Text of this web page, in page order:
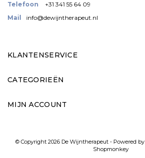
Telefoon
+31 341 55 64 09
Mail
info@dewijntherapeut.nl
KLANTENSERVICE
CATEGORIEËN
MIJN ACCOUNT
© Copyright 2026 De Wijntherapeut - Powered by
Shopmonkey